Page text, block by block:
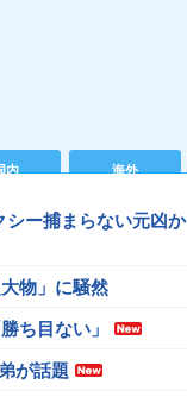
内 海外
シー捕まらない元凶か
物」に騒然
ち目ない」
が話題